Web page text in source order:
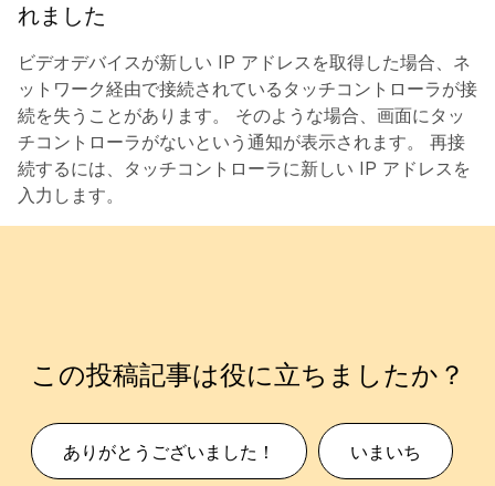
れました
ビデオデバイスが新しい IP アドレスを取得した場合、ネ
ットワーク経由で接続されているタッチコントローラが接
続を失うことがあります。 そのような場合、画面にタッ
チコントローラがないという通知が表示されます。 再接
続するには、タッチコントローラに新しい IP アドレスを
入力します。
この投稿記事は役に立ちましたか？
ありがとうございました！ いまいち